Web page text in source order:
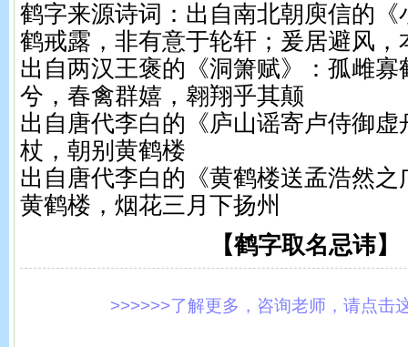
鹤字来源诗词：出自南北朝庾信的《
鹤戒露，非有意于轮轩；爰居避风，
出自两汉王褒的《洞箫赋》：孤雌寡
兮，春禽群嬉，翱翔乎其颠
出自唐代李白的《庐山谣寄卢侍御虚
杖，朝别黄鹤楼
出自唐代李白的《黄鹤楼送孟浩然
黄鹤楼，烟花三月下扬州
【鹤字取名忌讳】
>>>>>>了解更多，咨询老师，请点击